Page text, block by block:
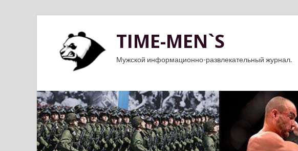
TIME-MEN`S
Мужской информационно-развлекательный журнал.